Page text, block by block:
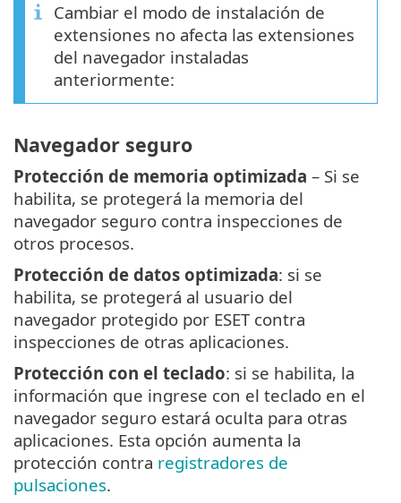
Cambiar el modo de instalación de
extensiones no afecta las extensiones
del navegador instaladas
anteriormente:
Navegador seguro
Protección de memoria optimizada – Si se
habilita, se protegerá la memoria del
navegador seguro contra inspecciones de
otros procesos.
Protección de datos optimizada: si se
habilita, se protegerá al usuario del
navegador protegido por ESET contra
inspecciones de otras aplicaciones.
Protección con el teclado: si se habilita, la
información que ingrese con el teclado en el
navegador seguro estará oculta para otras
aplicaciones. Esta opción aumenta la
protección contra registradores de
pulsaciones.